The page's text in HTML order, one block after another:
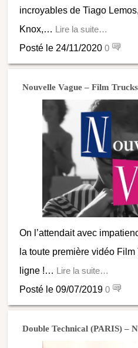
incroyables de Tiago
Knox,… Lire la suite…
Posté le 24/11/2020 0
Nouvelle Vague – Film Trucks
On l’attendait avec
la toute première vidéo
ligne !… Lire la suite…
Posté le 09/07/2019 0
Double Technical (PARIS) –